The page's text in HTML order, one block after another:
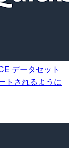
データセット
トされるように